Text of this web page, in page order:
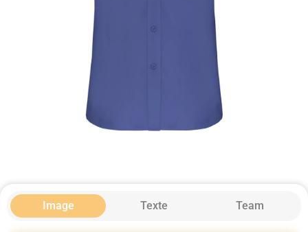
Image Texte Team